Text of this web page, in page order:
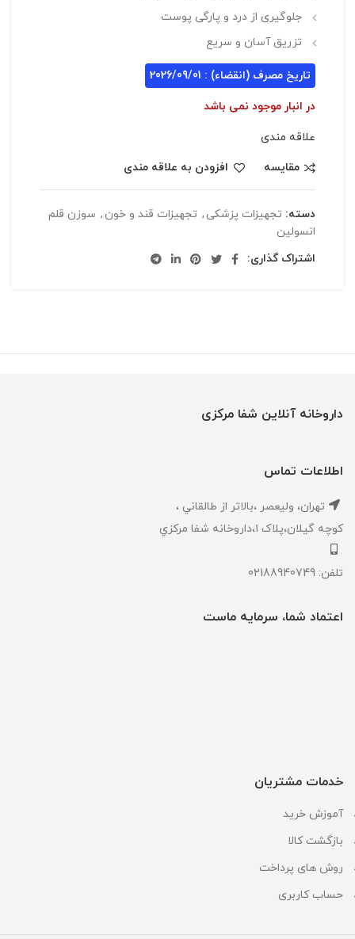
جلوگیری از درد و پارگی پوست
تزریق آسان و سریع
تاریخ مصرف (انقضاء) : 2026/09/01
در انبار موجود نمی باشد
علاقه مندی
مقایسه
افزودن به علاقه مندی
دسته: تجهیزات پزشکی , تجهیزات قند و خون , سوزن قلم
انسولین
اشتراک گذاری:
داروخانه آنلاین شفا مرکزی
اطلاعات تماس
تهران، ‎وليعصر ،بالاتر از طالقاني ،
كوچه گيلان،پلاک ۱،داروخانه شفا مركزي
تلفن: 02188940749
اعتماد شما، سرمایه ماست
خدمات مشتریان
آموزش خرید
بازگشت کالا
روش های پرداخت
حساب کاربری